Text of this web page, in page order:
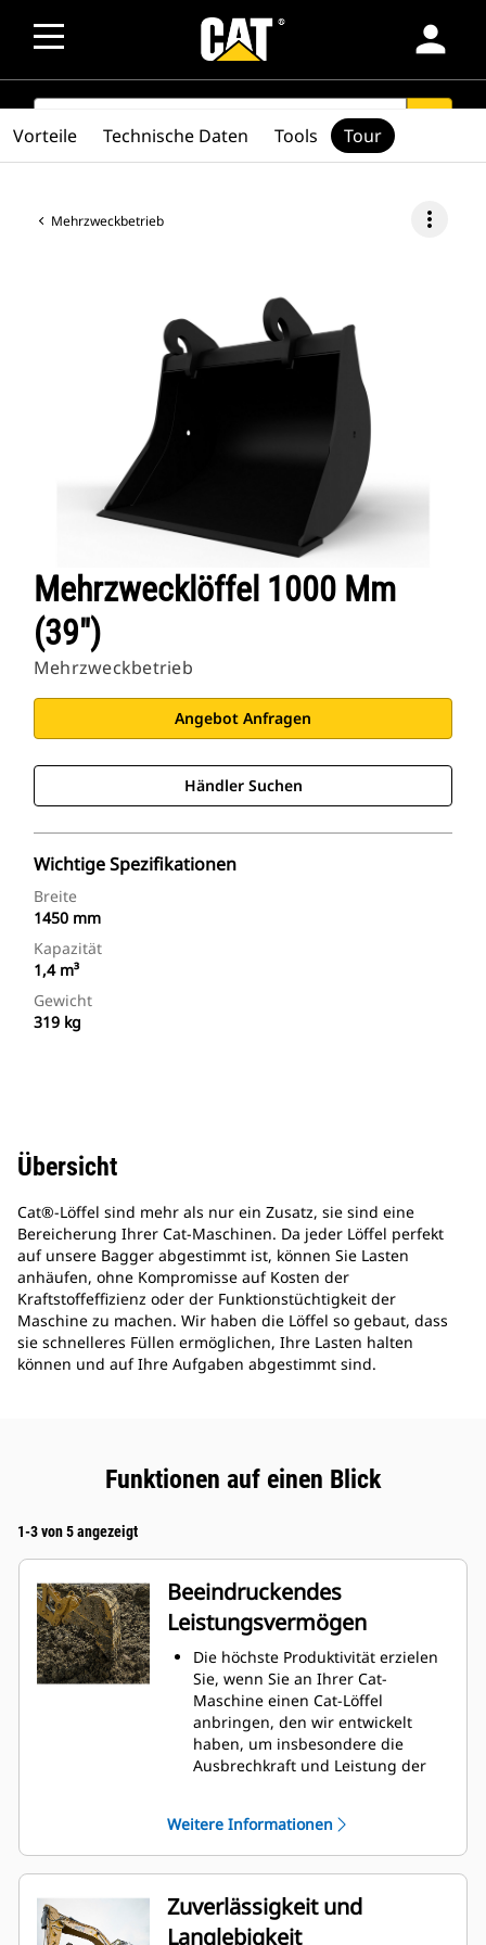
person
SEARCH
Mehrzweckbetrieb more_vert
Mehrzwecklöffel 1000 Mm
(39")
Mehrzweckbetrieb
Angebot Anfragen
Händler Suchen
Wichtige Spezifikationen
Breite
1450 mm
Kapazität
1,4 m³
Gewicht
319 kg
Vorteile Technische Daten Tools Tour
Übersicht
Cat®-Löffel sind mehr als nur ein Zusatz, sie sind eine
Bereicherung Ihrer Cat-Maschinen. Da jeder Löffel perfekt
auf unsere Bagger abgestimmt ist, können Sie Lasten
anhäufen, ohne Kompromisse auf Kosten der
Kraftstoffeffizienz oder der Funktionstüchtigkeit der
Maschine zu machen. Wir haben die Löffel so gebaut, dass
sie schnelleres Füllen ermöglichen, Ihre Lasten halten
können und auf Ihre Aufgaben abgestimmt sind.
Funktionen auf einen Blick
1-3 von 5 angezeigt
Beeindruckendes
Leistungsvermögen
Die höchste Produktivität erzielen
Sie, wenn Sie an Ihrer Cat-
Maschine einen Cat-Löffel
anbringen, den wir entwickelt
haben, um insbesondere die
Ausbrechkraft und Leistung der
verbessert den Materialfluss in
den Löffel. Die zusätzliche
Rückenfreiheit verhindert ein
Schleifen der Unterseite des
Löffels, wodurch Wartungskosten
gesenkt werden.
Weitere Informationen
Zuverlässigkeit und
Langlebigkeit